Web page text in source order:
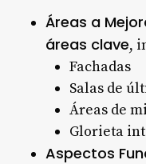
Áreas a
áreas clave,
Fachadas
Salas de
Áreas de
Glorieta
Aspectos